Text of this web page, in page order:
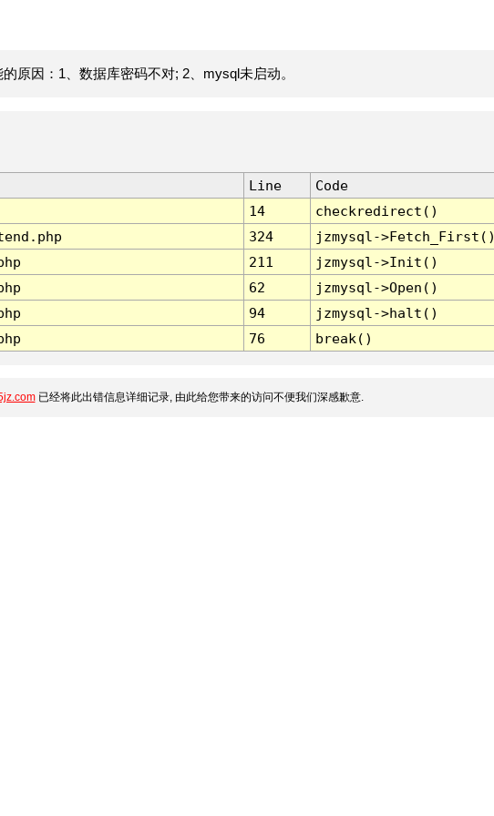
原因：1、数据库密码不对; 2、mysql未启动。
Line
Code
14
checkredirect()
324
jzmysql-
211
jzmysql->Init()
62
jzmysql->Open()
94
jzmysql->halt()
76 break()
已经将此出错信息详细记录, 由此给您带来的访问不便我们深感歉意.